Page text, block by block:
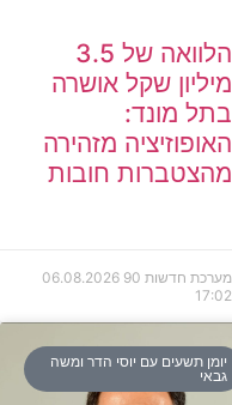
הלוואה של 3.5
מיליון שקל אושרה
בתל מונד:
האופוזיציה מזהירה
מהצטברות חובות
מערכת חדשות 90
06.08.2026
17:02
יומן תשעים עם יוסי הדר ומשה
גבאי